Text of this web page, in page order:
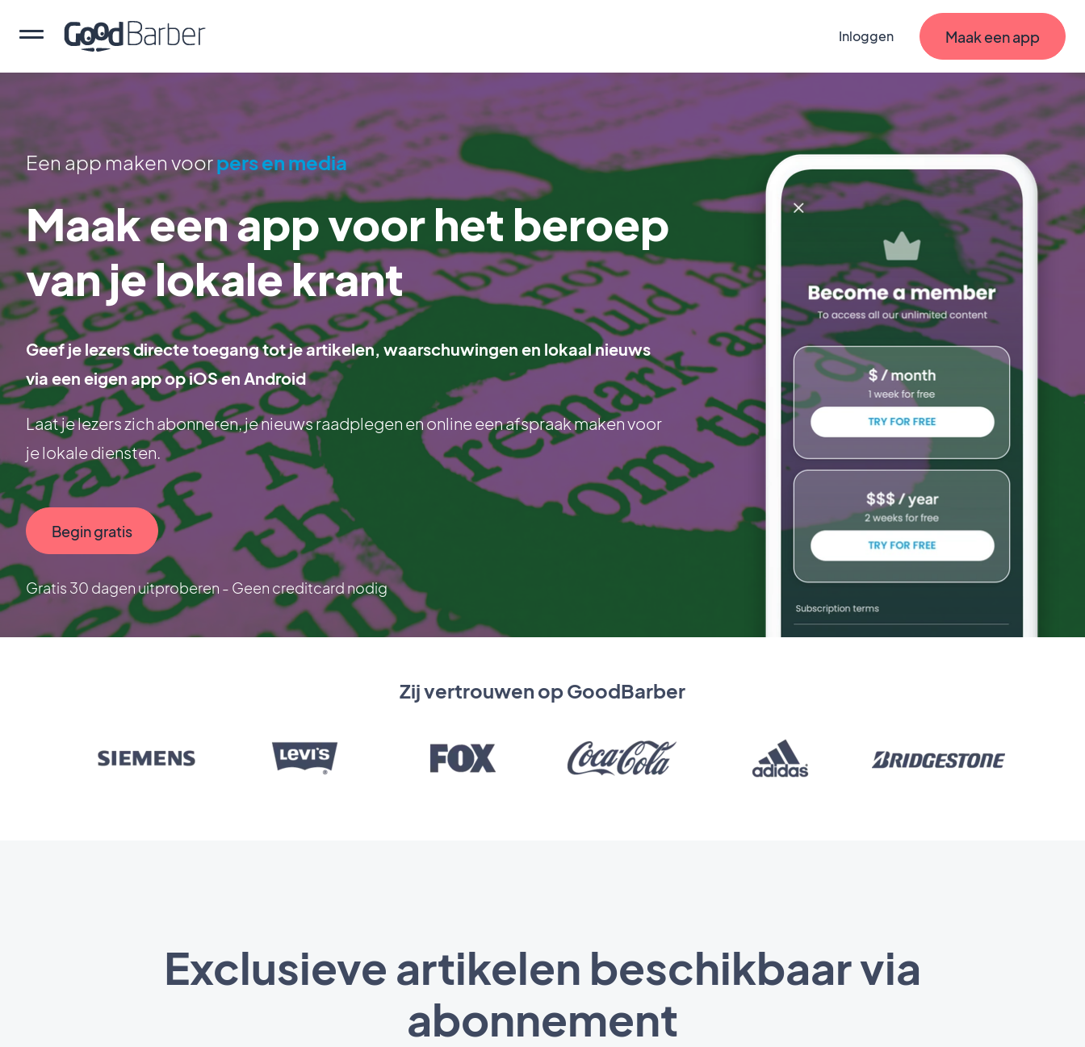
Inloggen Maak een app
Een app maken voorpers en media
Maak een app voor het beroep
van je lokale krant
Geef je lezers directe toegang tot je artikelen, waarschuwingen en lokaal nieuws
via een eigen app op iOS en Android
Laat je lezers zich abonneren, je nieuws raadplegen en online een afspraak maken voor
je lokale diensten.
Begin gratis
Gratis 30 dagen uitproberen - Geen creditcard nodig
Zij vertrouwen op GoodBarber
Exclusieve artikelen beschikbaar via
abonnement